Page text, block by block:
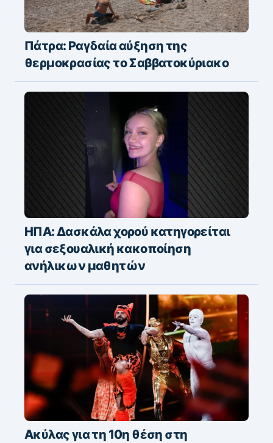
Πάτρα: Ραγδαία αύξηση της
θερμοκρασίας το Σαββατοκύριακο
ΗΠΑ: Δασκάλα χορού κατηγορείται
για σεξουαλική κακοποίηση
ανήλικων μαθητών
Ακύλας για τη 10η θέση στη